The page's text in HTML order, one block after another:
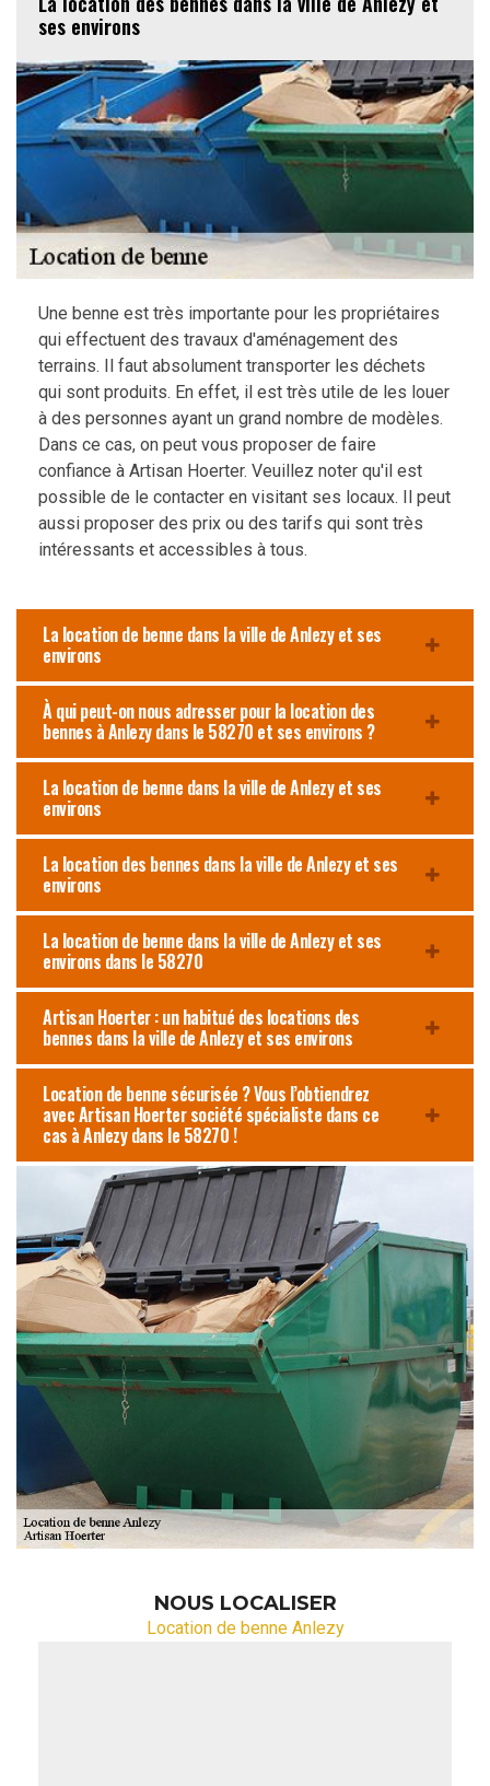
ses environs
Une benne est très importante pour les propriétaires
qui effectuent des travaux d'aménagement des
terrains. Il faut absolument transporter les déchets
qui sont produits. En effet, il est très utile de les louer
à des personnes ayant un grand nombre de modèles.
Dans ce cas, on peut vous proposer de faire
confiance à Artisan Hoerter. Veuillez noter qu'il est
possible de le contacter en visitant ses locaux. Il peut
aussi proposer des prix ou des tarifs qui sont très
intéressants et accessibles à tous.
La location de benne dans la ville de Anlezy et ses
environs
À qui peut-on nous adresser pour la location des
bennes à Anlezy dans le 58270 et ses environs ?
La location de benne dans la ville de Anlezy et ses
environs
La location des bennes dans la ville de Anlezy et ses
environs
La location de benne dans la ville de Anlezy et ses
environs dans le 58270
Artisan Hoerter : un habitué des locations des
bennes dans la ville de Anlezy et ses environs
Location de benne sécurisée ? Vous l’obtiendrez
avec Artisan Hoerter société spécialiste dans ce
cas à Anlezy dans le 58270 !
NOUS LOCALISER
Location de benne Anlezy